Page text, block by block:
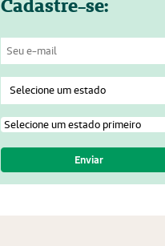
Cadastre-se: